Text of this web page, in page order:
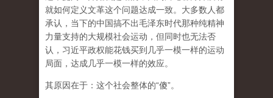
就如何定义文革这个问题达成一致。大多数人都
承认，当下的中国搞不出毛泽东时代那种纯精神
力量支持的大规模社会运动，但同时也无法否
认，习近平政权能花钱买到几乎一模一样的运动
局面，达成几乎一模一样的效应。
其原因在于：这个社会整体的“傻”。